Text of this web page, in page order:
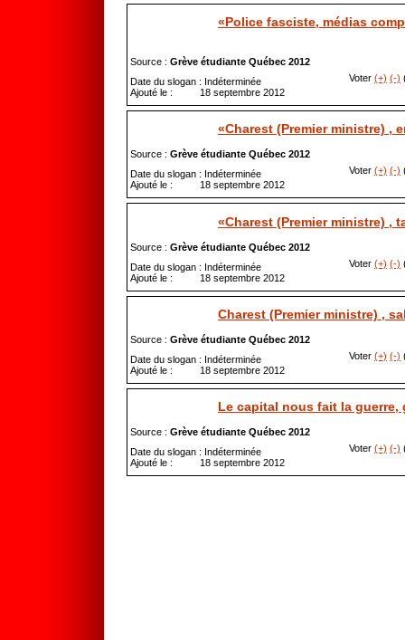
«Police fasciste, médias
Source : Grève étudiante Québec 2012
Date du slogan : Indéterminée
Ajouté le : 18 septembre 2012
Voter (+) (-)
«Charest (Premier ministre) ,
Source : Grève étudiante Québec 2012
Date du slogan : Indéterminée
Ajouté le : 18 septembre 2012
Voter (+) (-)
«Charest (Premier ministre) ,
Source : Grève étudiante Québec 2012
Date du slogan : Indéterminée
Ajouté le : 18 septembre 2012
Voter (+) (-)
Charest (Premier ministre) ,
Source : Grève étudiante Québec 2012
Date du slogan : Indéterminée
Ajouté le : 18 septembre 2012
Voter (+) (-)
Le capital nous fait la guerre,
Source : Grève étudiante Québec 2012
Date du slogan : Indéterminée
Ajouté le : 18 septembre 2012
Voter (+) (-)